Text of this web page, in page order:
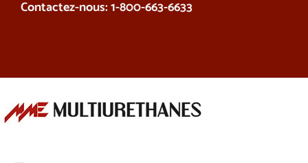
SkipContactez-nous: 1-800-663-6633